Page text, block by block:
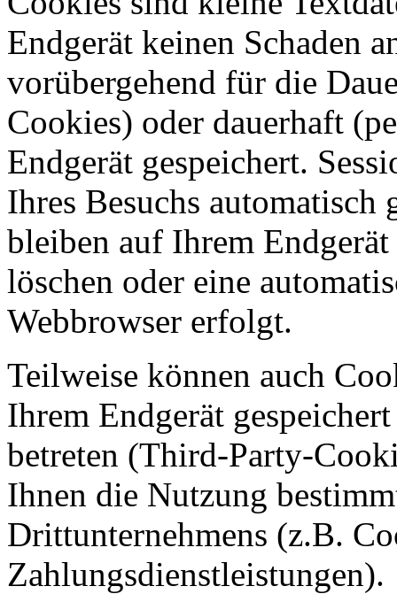
Endgerät keinen Schaden
vorübergehend für die
Cookies) oder dauerhaft
Endgerät gespeichert.
Ihres Besuchs automatisch
bleiben auf Ihrem
löschen oder eine
Webbrowser erfolgt.
Teilweise können auch
Ihrem Endgerät
betreten (Third-Party-
Ihnen die Nutzung
Drittunternehmens (z.B.
Zahlungsdienstleistungen).